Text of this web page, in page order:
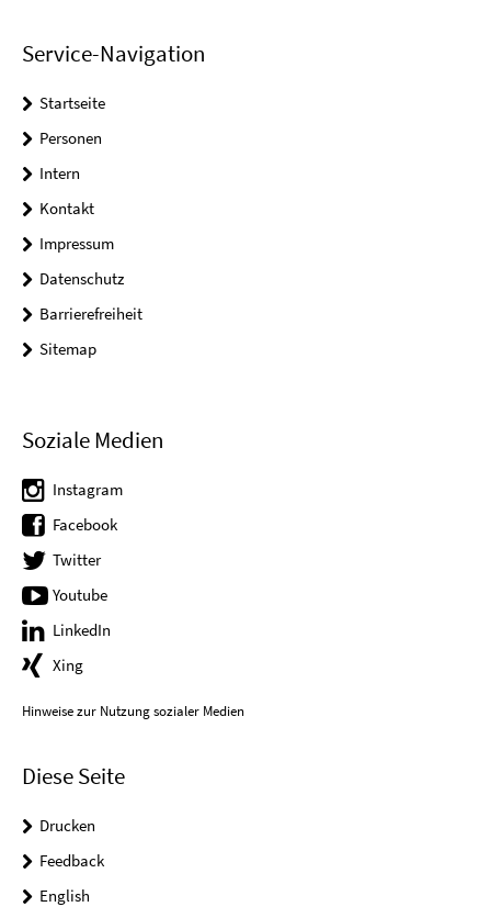
Service-Navigation
Startseite
Personen
Intern
Kontakt
Impressum
Datenschutz
Barrierefreiheit
Sitemap
Soziale Medien
Instagram
Facebook
Twitter
Youtube
LinkedIn
Xing
Hinweise zur Nutzung sozialer Medien
Diese Seite
Drucken
Feedback
English